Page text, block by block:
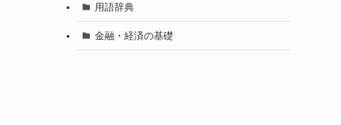
用語辞典
金融・経済の基礎